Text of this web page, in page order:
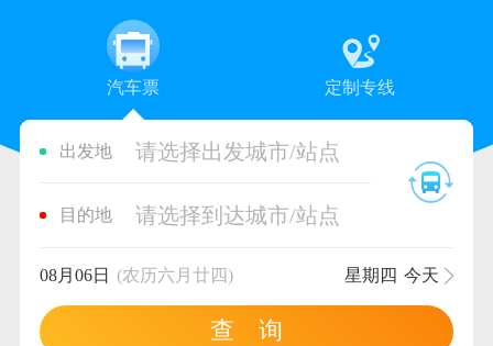
汽车票 定制专线
出发地 请选择出发城市/站点
目的地 请选择到达城市/站点
08月06日 (农历六月廿四) 星期四 今天
查 询